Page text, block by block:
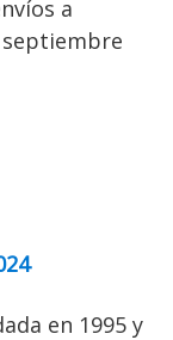
a
en 1995 y